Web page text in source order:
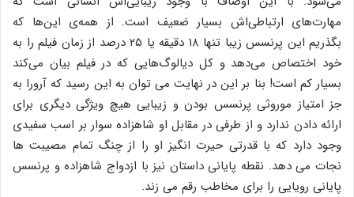
مهارت‌های ارتباطی‌اش بسیار ضعیف است. از همه‌ی این‌ها که
بگذریم این پرنسس زیبا تنها ۱۸ دقیقه یا ۲۵ درصد از زمان فیلم را به
خود اختصاص می‌دهد و کل دیالوگ‌هایی که در فیلم بیان می‌کند
بسیار کم است! بنا بر این در نهایت می توان به این رسید که آرورا به
جز امتیاز موروثی پرنسس بودن و زیبایی هیچ ویژگی دیگری برای
ارائه دادن ندارد و از طرفی در مقابل او شاهزاده سوار بر اسب سفیدی
وجود دارد که با قدرتی حیرت انگیز او را از چنگ تمام مصیبت ها
نجات می دهد. نقطه پایانی داستان نیز با ازدواج شاهزاده و پرنسس
پایانی رویایی را برای مخاطب رقم می زند.